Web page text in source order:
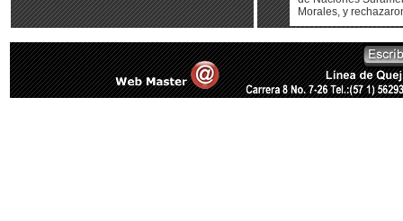
Morales, y